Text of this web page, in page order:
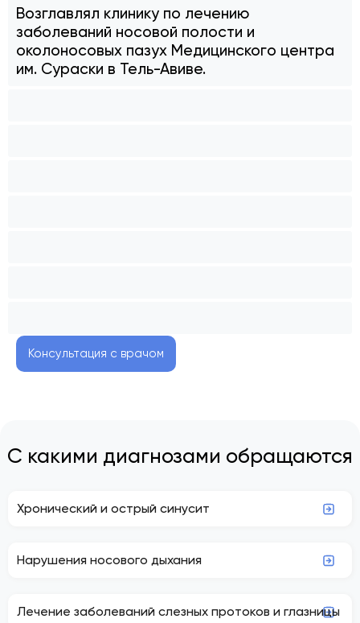
Возглавлял клинику по лечению
заболеваний носовой полости и
околоносовых пазух Медицинского центра
им. Сураски в Тель-Авиве.
Консультация с врачом
С какими диагнозами обращаются
Хронический и острый синусит
Нарушения носового дыхания
Лечение заболеваний слезных протоков и глазницы